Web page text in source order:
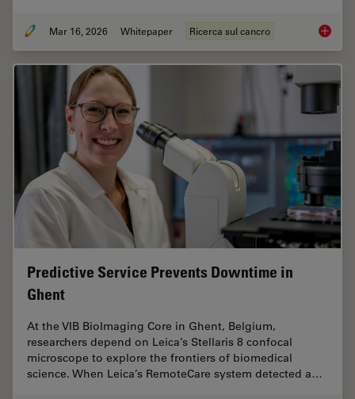
Mar 16, 2026 Whitepaper Ricerca sul cancro
Predictive Service Prevents Downtime in
Ghent
At the VIB BioImaging Core in Ghent, Belgium,
researchers depend on Leica’s Stellaris 8 confocal
microscope to explore the frontiers of biomedical
science. When Leica’s RemoteCare system detected a…